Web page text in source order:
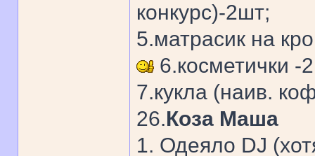
конкурс)-2шт;
5.матрасик на
6.косметички -
7.кукла (наив.
26.Коза Маша
1. Одеяло DJ